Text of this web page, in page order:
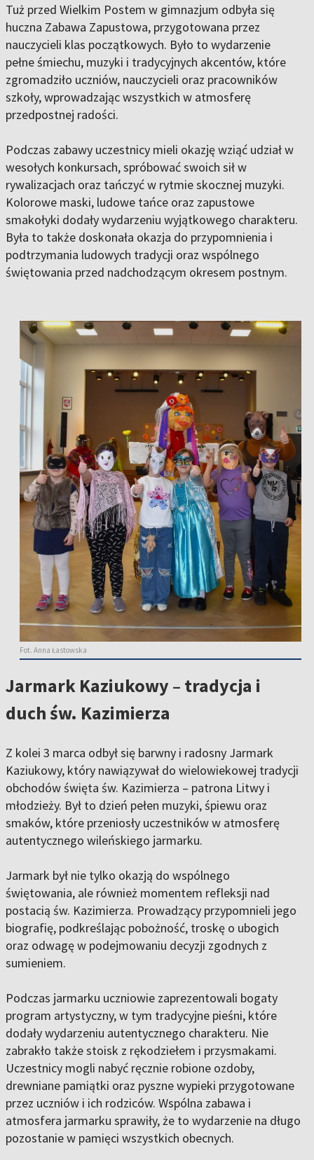
Tuż przed Wielkim Postem w gimnazjum odbyła się
huczna Zabawa Zapustowa, przygotowana przez
nauczycieli klas początkowych. Było to wydarzenie
pełne śmiechu, muzyki i tradycyjnych akcentów, które
zgromadziło uczniów, nauczycieli oraz pracowników
szkoły, wprowadzając wszystkich w atmosferę
przedpostnej radości.
Podczas zabawy uczestnicy mieli okazję wziąć udział w
wesołych konkursach, spróbować swoich sił w
rywalizacjach oraz tańczyć w rytmie skocznej muzyki.
Kolorowe maski, ludowe tańce oraz zapustowe
smakołyki dodały wydarzeniu wyjątkowego charakteru.
Była to także doskonała okazja do przypomnienia i
podtrzymania ludowych tradycji oraz wspólnego
świętowania przed nadchodzącym okresem postnym.
Fot. Anna Łastowska
Jarmark Kaziukowy – tradycja i
duch św. Kazimierza
Z kolei 3 marca odbył się barwny i radosny Jarmark
Kaziukowy, który nawiązywał do wielowiekowej tradycji
obchodów święta św. Kazimierza – patrona Litwy i
młodzieży. Był to dzień pełen muzyki, śpiewu oraz
smaków, które przeniosły uczestników w atmosferę
autentycznego wileńskiego jarmarku.
Jarmark był nie tylko okazją do wspólnego
świętowania, ale również momentem refleksji nad
postacią św. Kazimierza. Prowadzący przypomnieli jego
biografię, podkreślając pobożność, troskę o ubogich
oraz odwagę w podejmowaniu decyzji zgodnych z
sumieniem.
Podczas jarmarku uczniowie zaprezentowali bogaty
program artystyczny, w tym tradycyjne pieśni, które
dodały wydarzeniu autentycznego charakteru. Nie
zabrakło także stoisk z rękodziełem i przysmakami.
Uczestnicy mogli nabyć ręcznie robione ozdoby,
drewniane pamiątki oraz pyszne wypieki przygotowane
przez uczniów i ich rodziców. Wspólna zabawa i
atmosfera jarmarku sprawiły, że to wydarzenie na długo
pozostanie w pamięci wszystkich obecnych.